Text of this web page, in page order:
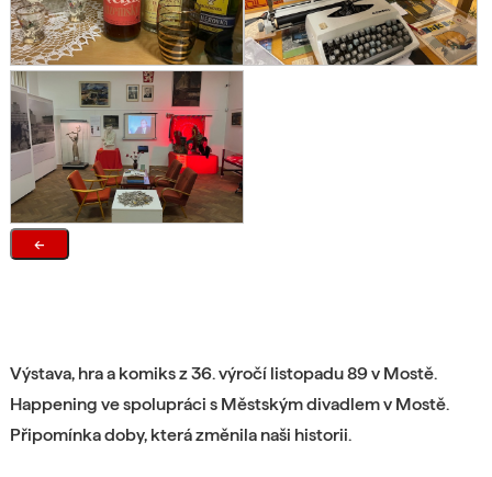
←
Výstava, hra a komiks z 36. výročí listopadu 89 v Mostě.
Happening ve spolupráci s Městským divadlem v Mostě.
Připomínka doby, která změnila naši historii.